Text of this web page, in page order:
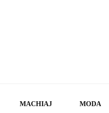
MACHIAJ MODA